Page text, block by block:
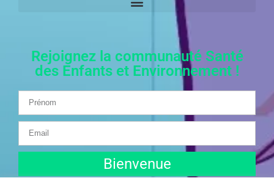
Rejoignez la communauté Santé
des Enfants et Environnement !
Bienvenue